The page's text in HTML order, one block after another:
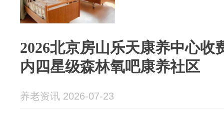
2026北京房山乐天康养中心收
内四星级森林氧吧康养社区
养老资讯 2026-07-23